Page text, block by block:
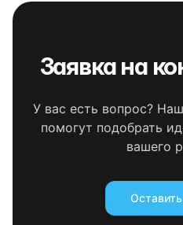
Заявка на
У вас есть вопрос?
помогут подобрать
вашего